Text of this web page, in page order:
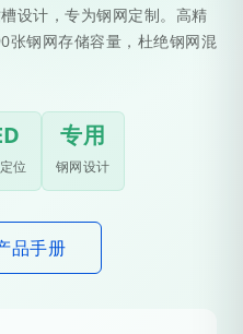
设计，专为钢网定制。高精
张钢网存储容量，杜绝钢网混
位
专用
钢网设计
品手册